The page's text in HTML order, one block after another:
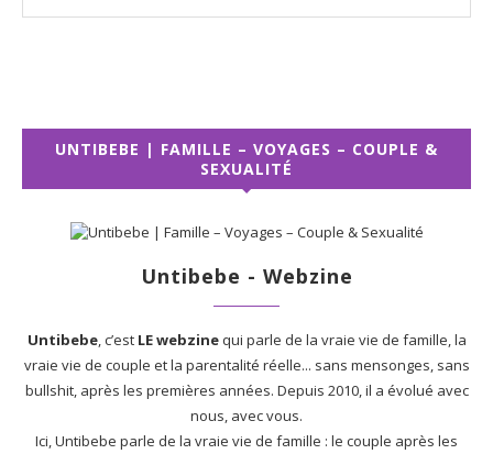
UNTIBEBE | FAMILLE – VOYAGES – COUPLE &
SEXUALITÉ
Untibebe - Webzine
Untibebe, c’est LE webzinequi parle de la vraie vie de famille, la
vraie vie de couple et la parentalité réelle... sans mensonges, sans
bullshit, après les premières années. Depuis 2010, il a évolué avec
nous, avec vous.
Ici, Untibebe parle de la vraie vie de famille : le couple après les